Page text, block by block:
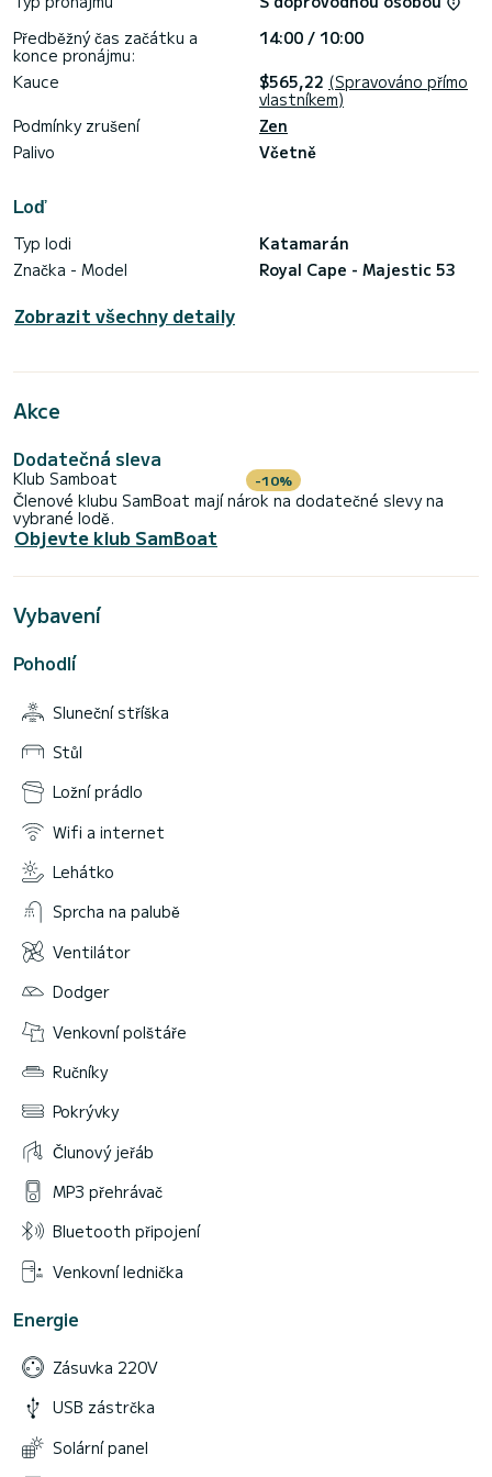
Předběžný čas začátku a
konce pronájmu:
14:00 / 10:00
Kauce
$565,22 (Spravováno přímo
vlastníkem)
Podmínky zrušení
Zen
Palivo
Včetně
Loď
Typ lodi
Katamarán
Značka - Model
Royal Cape - Majestic 53
Zobrazit všechny detaily
Akce
Dodatečná sleva
Klub Samboat -10%
Členové klubu SamBoat mají nárok na dodatečné slevy na
vybrané lodě.
Objevte klub SamBoat
Vybavení
Pohodlí
Sluneční stříška
Stůl
Ložní prádlo
Wifi a internet
Lehátko
Sprcha na palubě
Ventilátor
Dodger
Venkovní polštáře
Ručníky
Pokrývky
Člunový jeřáb
MP3 přehrávač
Bluetooth připojení
Venkovní lednička
Energie
Zásuvka 220V
USB zástrčka
Solární panel